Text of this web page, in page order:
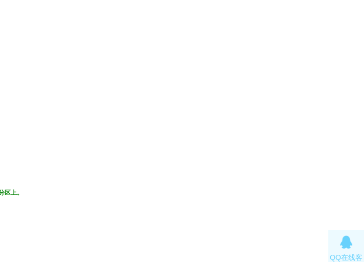
上。
QQ在线客